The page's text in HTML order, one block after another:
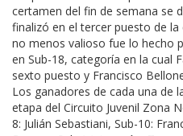
certamen del fin de semana se
finalizó en el tercer puesto de
no menos valioso fue lo hecho
en Sub-18, categoría en la cual
sexto puesto y Francisco
Los ganadores de cada una de
etapa del Circuito Juvenil Zona
8: Julián Sebastiani, Sub-10: